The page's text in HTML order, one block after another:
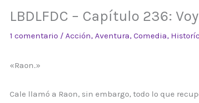
LBDLFDC – Capítulo 236:
1 comentario / Acción, Aventura, Comedia,
«Raon.»
Cale llamó a Raon, sin embargo, todo lo que